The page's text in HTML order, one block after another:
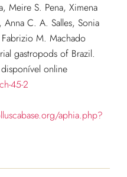
Meire S. Pena, Ximena
C. A. Salles, Sonia
M. Machado
gastropods of Brazil.
online
45-2
aphia.php?